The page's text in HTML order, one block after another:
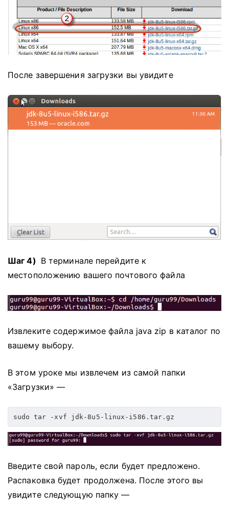
После завершения загрузки вы увидите
Шаг 4) В терминале перейдите к
местоположению вашего почтового файла
Извлеките содержимое файла java zip в каталог по
вашему выбору.
В этом уроке мы извлечем из самой папки
«Загрузки» —
sudo tar -xvf jdk-8u5-linux-i586.tar.gz
Введите свой пароль, если будет предложено.
Распаковка будет продолжена. После этого вы
увидите следующую папку —